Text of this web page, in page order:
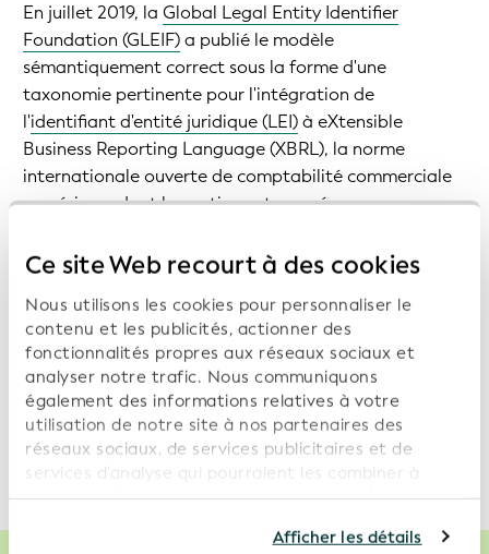
Ce site Web recourt à des cookies
Nous utilisons les cookies pour personnaliser le
contenu et les publicités, actionner des
fonctionnalités propres aux réseaux sociaux et
analyser notre trafic. Nous communiquons
également des informations relatives à votre
utilisation de notre site à nos partenaires des
réseaux sociaux, de services publicitaires et de
services d'analyse qui pourraient les combiner à
d'autres informations que vous leur avez fournies ou
utilisation de leurs services. En poursuivant
Afficher les détails
En juillet 2019, la Global Legal Entity Identifier
Foundation (GLEIF)a publié le modèle
sémantiquement correct sous la forme d'une
taxonomie pertinente pour l'intégration de
l'identifiant d'entité juridique (LEI)à eXtensible
Business Reporting Language (XBRL), la norme
internationale ouverte de comptabilité commerciale
numérique, dont la gestion est assurée par un
International.
Fichiers utiles à télécharger
Télécharger :Taxonomie XBRL pour le LEI